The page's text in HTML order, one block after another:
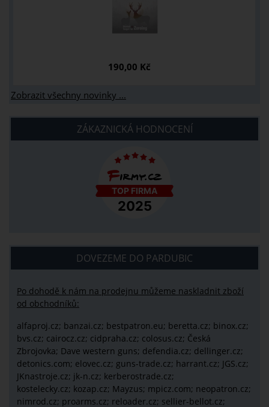
190,00 Kč
Zobrazit všechny novinky ...
ZÁKAZNICKÁ HODNOCENÍ
DOVEZEME DO PARDUBIC
Po dohodě k nám na prodejnu můžeme naskladnit zboží
od obchodníků:
alfaproj.cz; banzai.cz; bestpatron.eu; beretta.cz; binox.cz;
bvs.cz; cairocz.cz; cidpraha.cz; colosus.cz; Česká
Zbrojovka; Dave western guns; defendia.cz; dellinger.cz;
detonics.com; elovec.cz; guns-trade.cz; harrant.cz; JGS.cz;
JKnastroje.cz; jk-n.cz; kerberostrade.cz;
kostelecky.cz; kozap.cz; Mayzus; mpicz.com; neopatron.cz;
nimrod.cz; proarms.cz; reloader.cz; sellier-bellot.cz;